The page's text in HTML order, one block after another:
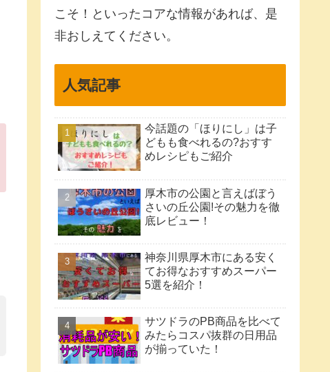
こそ！といったコアな情報があれば、是
非おしえてください。
人気記事
今話題の「ほりにし」は子
どもも食べれるの?おすす
めレシピもご紹介
厚木市の公園と言えばぼう
さいの丘公園!その魅力を徹
底レビュー！
神奈川県厚木市にある安く
てお得なおすすめスーパー
5選を紹介！
サツドラのPB商品を比べて
みたらコスパ抜群の日用品
が揃っていた！